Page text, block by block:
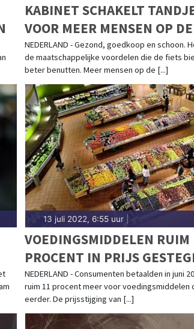
KABINET SCHAKELT
VOOR MEER MENSEN OP
NEDERLAND - Gezond, goedkoop en schoon.
de maatschappelijke voordelen die de fiets
beter benutten. Meer mensen op de [...]
13 juli 2022, 6:55 uur|
VOEDINGSMIDDELEN RUIM
PROCENT IN PRIJS
NEDERLAND - Consumenten betaalden in juni
ruim 11 procent meer voor voedingsmiddelen
eerder. De prijsstijging van [...]